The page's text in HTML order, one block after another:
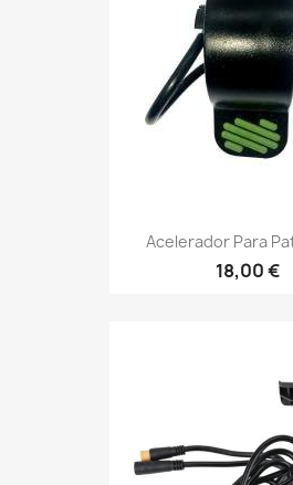
Acelerador Para
18,00 €